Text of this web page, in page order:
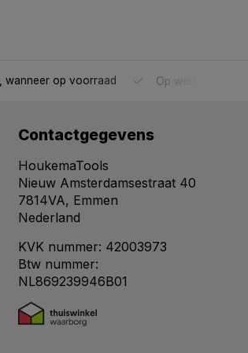
, wanneer op voorraad Op werkdagen
Contactgegevens
HoukemaTools
Nieuw Amsterdamsestraat 40
7814VA, Emmen
Nederland
KVK nummer: 42003973
Btw nummer:
NL869239946B01